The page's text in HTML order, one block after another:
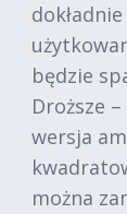
będzie
Droższe
wersja
można